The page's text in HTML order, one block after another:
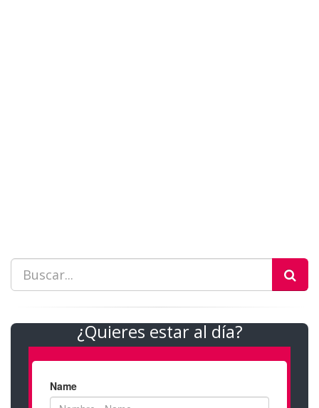
¿Quieres estar al día?